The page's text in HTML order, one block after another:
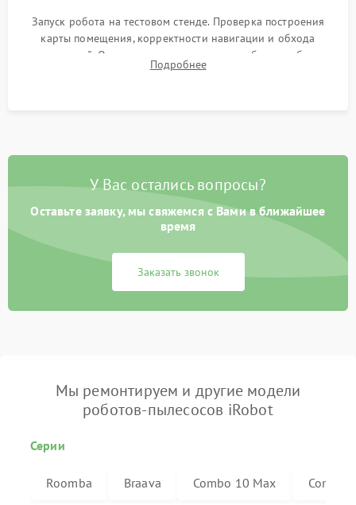
Запуск робота на тестовом стенде. Проверка построения
карты помещения, корректности навигации и обхода
препятствий. Оценка силы всасывания и работы турбины.
Тестирование автоматического возврата на док-станцию и
Подробнее
У Вас остались вопросы?
Оставьте заявку, мы свяжемся с Вами в ближайшее
время
Заказать звонок
Мы ремонтируем и другие модели
роботов-пылесосов iRobot
Серии
Roomba Braava Combo 10 Max Combo